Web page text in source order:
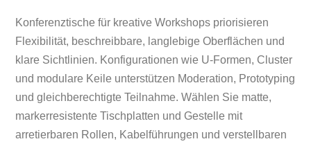
Konferenztische für kreative Workshops priorisieren
Flexibilität, beschreibbare, langlebige Oberflächen und
klare Sichtlinien. Konfigurationen wie U‑Formen, Cluster
und modulare Keile unterstützen Moderation, Prototyping
und gleichberechtigte Teilnahme. Wählen Sie matte,
markerresistente Tischplatten und Gestelle mit
arretierbaren Rollen, Kabelführungen und verstellbaren